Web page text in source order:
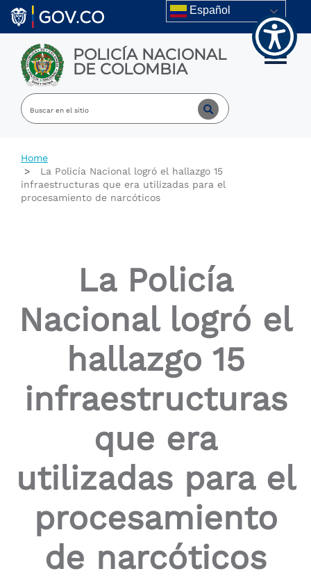
Welcome
All
Accessibility
screen
reader.
Accessibility
screen
activates
Skip to main content Español
POLICÍA NACIONAL
DE COLOMBIA Toggle
Home
La Policía Nacional logró el hallazgo 15
infraestructuras que era utilizadas para el
procesamiento de narcóticos
La Policía
Nacional logró el
hallazgo 15
infraestructuras
que era
utilizadas para el
procesamiento
de narcóticos